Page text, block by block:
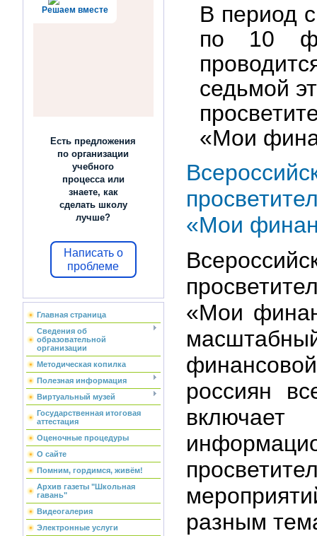
Решаем вместе
Есть предложения
по организации
учебного
процесса или
знаете, как
сделать школу
лучше?
Написать о
проблеме
Главная страница
Сведения об
образовательной
организации
Методическая копилка
Полезная информация
Виртуальный музей
Государственная итоговая
аттестация
Оценочные процедуры
О сайте
Помним, гордимся, живём!
Архив газеты "Школьная
гавань"
Видеогалерия
Электронные услуги
В период
по 10
седьмой
«Мои
«Мои
«Мои
россиян
разным